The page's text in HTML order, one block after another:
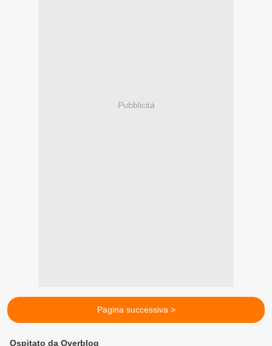
Pubblicità
Pagina successiva >
Ospitato da Overblog